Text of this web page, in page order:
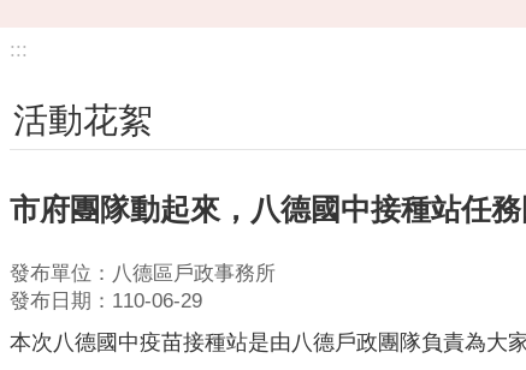
:::
活動花絮
市府團隊動起來，八德國中接種站任
發布單位：八德區戶政事務所
發布日期：110-06-29
本次八德國中疫苗接種站是由八德戶政團隊負責為大